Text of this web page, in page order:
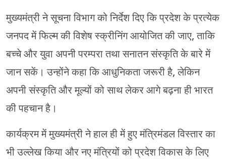
मुख्यमंत्री ने सूचना विभाग को निर्देश दिए कि प्रदेश के प्रत्येक
जनपद में फिल्म की विशेष स्क्रीनिंग आयोजित की जाए, ताकि
बच्चे और युवा अपनी परम्परा तथा सनातन संस्कृति के बारे में
जान सकें। उन्होंने कहा कि आधुनिकता जरूरी है, लेकिन
अपनी संस्कृति और मूल्यों को साथ लेकर आगे बढ़ना ही भारत
की पहचान है।
कार्यक्रम में मुख्यमंत्री ने हाल ही में हुए मंत्रिमंडल विस्तार का
भी उल्लेख किया और नए मंत्रियों को प्रदेश विकास के लिए